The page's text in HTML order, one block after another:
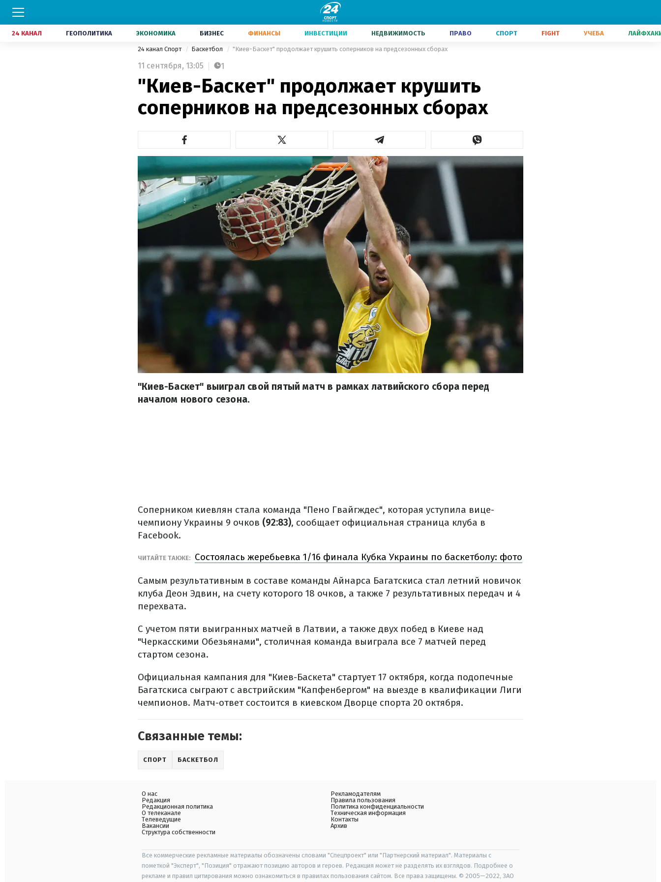
24 КАНАЛ ГЕОПОЛИТИКА ЭКОНОМИКА БИЗНЕС ФИНАНСЫ ИНВЕСТИЦИИ НЕДВИЖИМОСТЬ ПРАВО СПОРТ FIGHT УЧЕБА
24 канал Спорт Баскетбол "Киев-Баскет" продолжает крушить соперников на предсезонных сборах
11 сентября, 13:05 1
"Киев-Баскет" продолжает крушить
соперников на предсезонных сборах
"Киев-Баскет" выиграл свой пятый матч в рамках латвийского сбора перед
началом нового сезона.
Соперником киевлян стала команда "Пено Гвайгждес", которая уступила вице-
чемпиону Украины 9 очков (92:83), сообщает официальная страница клуба в
Facebook.
ЧИТАЙТЕ ТАКЖЕ: Состоялась жеребьевка 1/16 финала Кубка Украины по баскетболу: фото
Самым результативным в составе команды Айнарса Багатскиса стал летний новичок
клуба Деон Эдвин, на счету которого 18 очков, а также 7 результативных передач и 4
перехвата.
С учетом пяти выигранных матчей в Латвии, а также двух побед в Киеве над
"Черкасскими Обезьянами", столичная команда выиграла все 7 матчей перед
стартом сезона.
Официальная кампания для "Киев-Баскета" стартует 17 октября, когда подопечные
Багатскиса сыграют с австрийским "Капфенбергом" на выезде в квалификации Лиги
чемпионов. Матч-ответ состоится в киевском Дворце спорта 20 октября.
Связанные темы:
СПОРТ БАСКЕТБОЛ
О нас
Редакция
Редакционная политика
О телеканале
Телеведущие
Вакансии
Структура собственности
Рекламодателям
Правила пользования
Политика конфиденциальности
Техническая информация
Контакты
Архив
Все коммерческие рекламные материалы обозначены словами "Спецпроект" или "Партнерский материал". Материалы с
пометкой "Эксперт", "Позиция" отражают позицию авторов и героев. Редакция может не разделять их взглядов. Подробнее о
рекламе и правил цитирования можно ознакомиться в правилах пользования сайтом. Все права защищены. © 2005—2022, ЗАО